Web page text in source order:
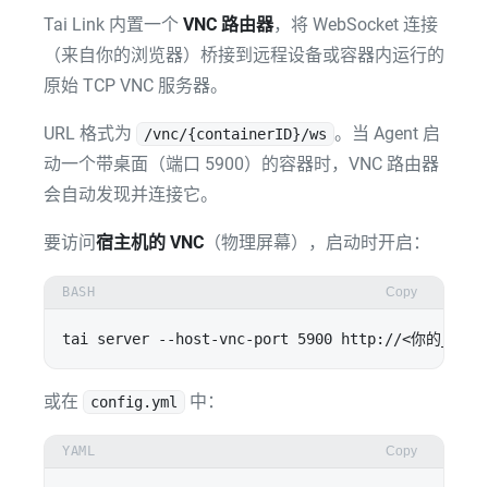
Tai Link 内置一个 VNC 路由器，将 WebSocket 连接
（来自你的浏览器）桥接到远程设备或容器内运行的
原始 TCP VNC 服务器。
URL 格式为 /vnc/{containerID}/ws 。当 Agent 启
动一个带桌面（端口 5900）的容器时，VNC 路由器
会自动发现并连接它。
要访问宿主机的 VNC （物理屏幕），启动时开启：
BASH Copy
或在 config.yml 中：
YAML Copy